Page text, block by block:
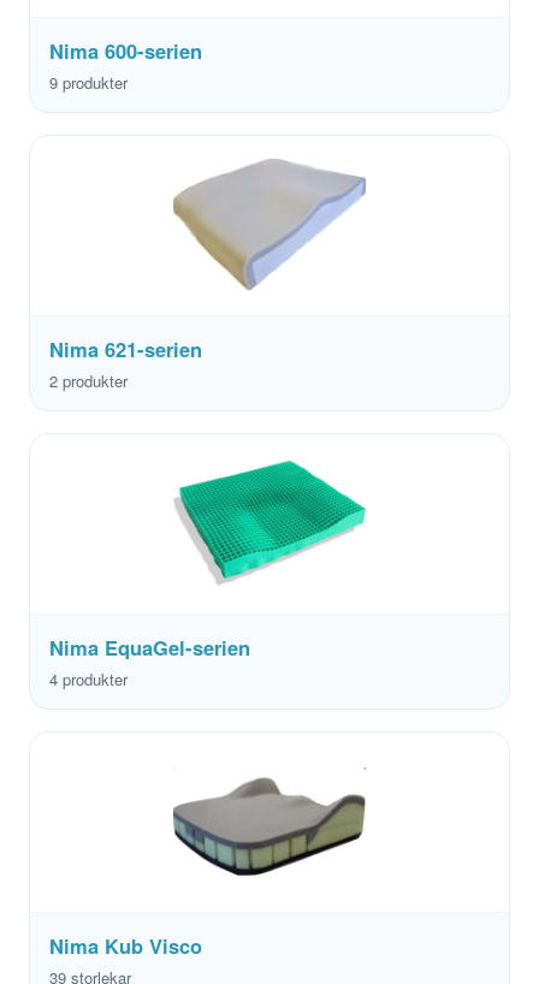
Nima 600-serien
9 produkter
Nima 621-serien
2 produkter
Nima EquaGel-serien
4 produkter
Nima Kub Visco
39 storlekar